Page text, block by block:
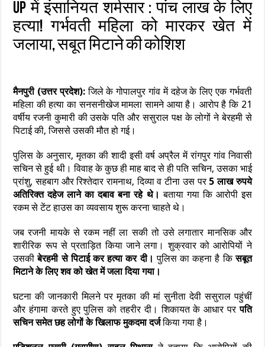
UP में इंसानियत शर्मसार : पांच लाख के लिए
हत्या! गर्भवती महिला को मारकर खेत में
जलाया, सबूत मिटाने की कोशिश
मैनपुरी (उत्तर प्रदेश):जिले के गोपालपुर गांव में दहेज के लिए एक गर्भवती
महिला की हत्या का सनसनीखेज मामला सामने आया है। आरोप है कि 21
वर्षीय रजनी कुमारी की उसके पति और ससुराल पक्ष के लोगों ने बेरहमी से
पिटाई की, जिससे उसकी मौत हो गई।
पुलिस के अनुसार, मृतका की शादी इसी वर्ष अप्रैल में रांगपुर गांव निवासी
सचिन से हुई थी। विवाह के कुछ ही माह बाद से ही पति सचिन, उसका भाई
प्रांशु, सहबाग और रिश्तेदार रामनाथ, दिव्या व टीना उस पर 5 लाख रुपये
अतिरिक्त दहेज लाने का दबाव बना रहे थे। बताया गया कि आरोपी इस
रकम से टेंट हाउस का व्यवसाय शुरू करना चाहते थे।
जब रजनी मायके से रकम नहीं ला सकी तो उसे लगातार मानसिक और
शारीरिक रूप से प्रताड़ित किया जाने लगा। शुक्रवार को आरोपियों ने
उसकीबेरहमी से पिटाई कर हत्या कर दी। पुलिस का कहना है किसबूत
मिटाने के लिए शव को खेत में जला दिया गया।
घटना की जानकारी मिलने पर मृतका की मां सुनीता देवी ससुराल पहुंचीं
और हंगामा करते हुए पुलिस को तहरीर दी। शिकायत के आधार परपति
सचिन समेत छह लोगों के खिलाफ मुकदमा दर्जकिया गया है।